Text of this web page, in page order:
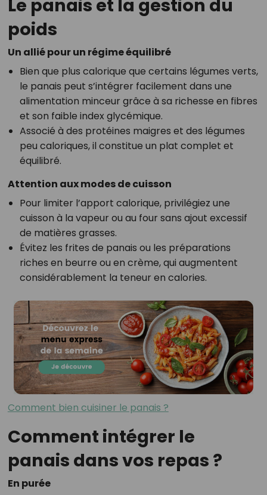
Le panais et la gestion du
poids
Un allié pour un régime équilibré
Bien que plus calorique que certains légumes verts,
le panais peut s’intégrer facilement dans une
alimentation minceur grâce à sa richesse en fibres
et son faible index glycémique.
Associé à des protéines maigres et des légumes
peu caloriques, il constitue un plat complet et
équilibré.
Attention aux modes de cuisson
Pour limiter l’apport calorique, privilégiez une
cuisson à la vapeur ou au four sans ajout excessif
de matières grasses.
Évitez les frites de panais ou les préparations
riches en beurre ou en crème, qui augmentent
considérablement la teneur en calories.
Comment bien cuisiner le panais ?
Comment intégrer le
panais dans vos repas ?
En purée